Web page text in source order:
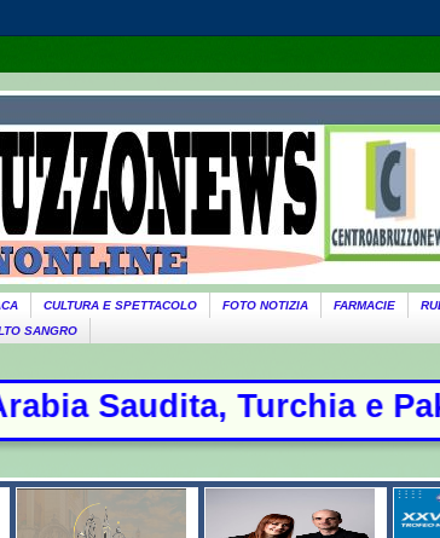
CULTURA E SPETTACOLO FOTO NOTIZIA FARMACIE
SANGRO
e Pakistan: oggi